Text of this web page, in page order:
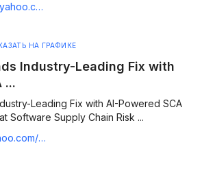
fix-193600826.html
НА ГРАФИКЕ
Industry-Leading Fix with
...
Leading Fix with AI-Powered SCA
Software Supply Chain Risk ...
fix-120000419.html